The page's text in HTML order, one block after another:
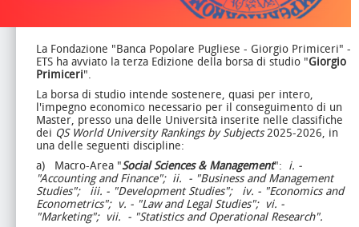
La Fondazione "Banca Popolare Pugliese - Giorgio Primiceri" -
ETS ha avviato la terza Edizione della borsa di studio "Giorgio
Primiceri".
La borsa di studio intende sostenere, quasi per intero,
l'impegno economico necessario per il conseguimento di un
Master, presso una delle Università inserite nelle classifiche
dei QS World University Rankings by Subjects2025-2026, in
una delle seguenti discipline:
a) Macro-Area "Social Sciences & Management": i. -
"Accounting and Finance"; ii. - "Business and Management
Studies";
iii. - "Development Studies";
iv. - "Economics and
Econometrics"; v. - "Law and Legal Studies"; vi. -
"Marketing"; vii. - "Statistics and Operational Research".